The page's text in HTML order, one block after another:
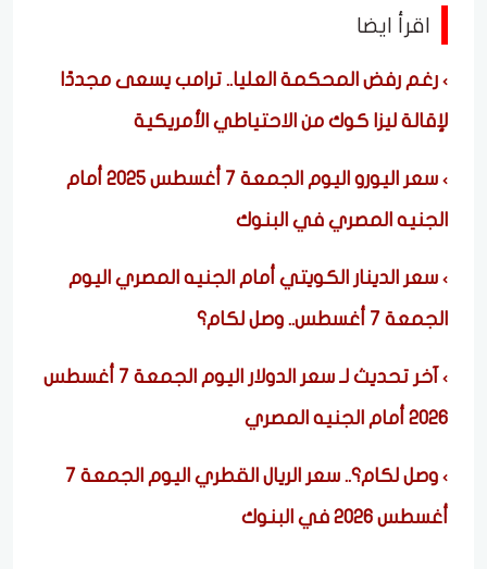
اقرأ ايضا
رغم رفض المحكمة العليا.. ترامب يسعى مجددًا
لإقالة ليزا كوك من الاحتياطي الأمريكية
سعر اليورو اليوم الجمعة 7 أغسطس 2025 أمام
الجنيه المصري في البنوك
سعر الدينار الكويتي أمام الجنيه المصري اليوم
الجمعة 7 أغسطس.. وصل لكام؟
آخر تحديث لـ سعر الدولار اليوم الجمعة 7 أغسطس
2026 أمام الجنيه المصري
وصل لكام؟.. سعر الريال القطري اليوم الجمعة 7
أغسطس 2026 في البنوك